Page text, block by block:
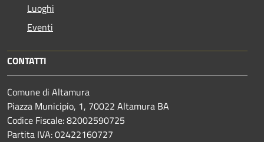
Luoghi
Eventi
CONTATTI
Comune di Altamura
Piazza Municipio, 1, 70022 Altamura BA
Codice Fiscale: 82002590725
Partita IVA: 02422160727